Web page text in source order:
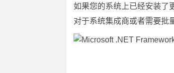
如果您的系统上已经安装了
对于系统集成商或者需要批